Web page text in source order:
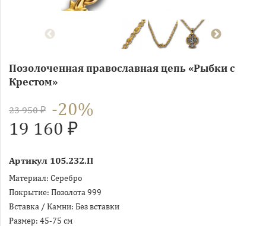
Позолоченная православная цепь «Рыбки с
Крестом»
23 950 ₽ -20%
19 160 ₽
Артикул 105.232.П
Материал: Серебро
Покрытие: Позолота 999
Вставка / Камни: Без вставки
Размер: 45-75 см